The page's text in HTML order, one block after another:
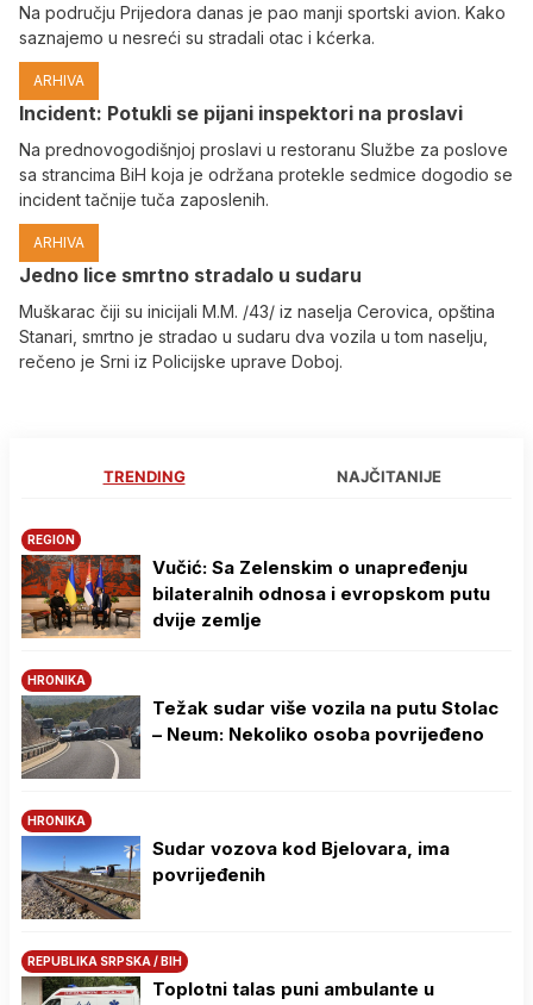
Na području Prijedora danas je pao manji sportski avion. Kako
saznajemo u nesreći su stradali otac i kćerka.
ARHIVA
Incident: Potukli se pijani inspektori na proslavi
Na prednovogodišnjoj proslavi u restoranu Službe za poslove
sa strancima BiH koja je održana protekle sedmice dogodio se
incident tačnije tuča zaposlenih.
ARHIVA
Јedno lice smrtno stradalo u sudaru
Muškarac čiji su inicijali M.M. /43/ iz naselja Cerovica, opština
Stanari, smrtno je stradao u sudaru dva vozila u tom naselju,
rečeno je Srni iz Policijske uprave Doboj.
TRENDING NAJČITANIJE
REGION
Vučić: Sa Zelenskim o unapređenju
bilateralnih odnosa i evropskom putu
dvije zemlje
HRONIKA
Težak sudar više vozila na putu Stolac
– Neum: Nekoliko osoba povrijeđeno
HRONIKA
Sudar vozova kod Bjelovara, ima
povrijeđenih
REPUBLIKA SRPSKA / BIH
Toplotni talas puni ambulante u